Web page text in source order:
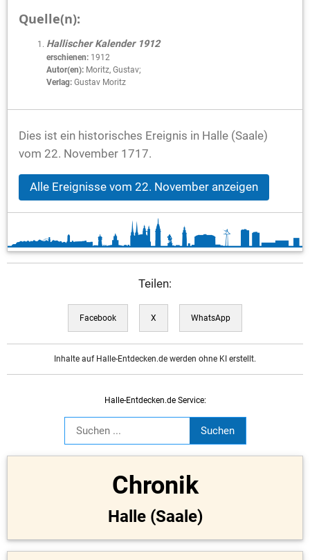
Quelle(n):
Hallischer Kalender 1912
erschienen: 1912
Autor(en): Moritz, Gustav;
Verlag: Gustav Moritz
Dies ist ein historisches Ereignis in Halle (Saale)
vom 22. November 1717.
Alle Ereignisse vom 22. November anzeigen
Teilen:
Facebook X WhatsApp
Inhalte auf Halle-Entdecken.de werden ohne KI erstellt.
Halle-Entdecken.de Service:
Chronik
Halle (Saale)